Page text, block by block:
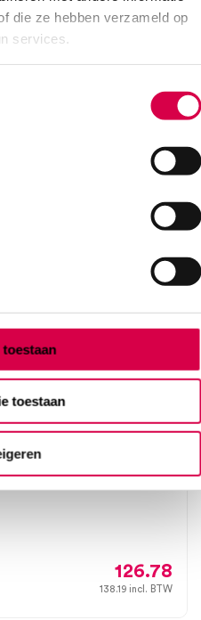
die ze hebben verzameld op
services.
toestaan
x 10cm, steriel (50)
126.78
138.19 incl. BTW